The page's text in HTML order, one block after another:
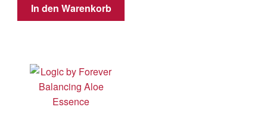
In den Warenkorb